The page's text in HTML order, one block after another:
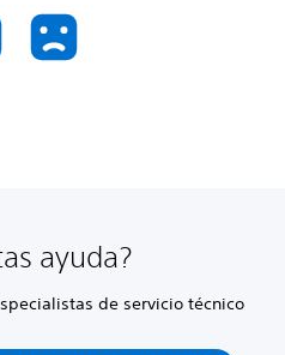
ayuda?
de servicio técnico